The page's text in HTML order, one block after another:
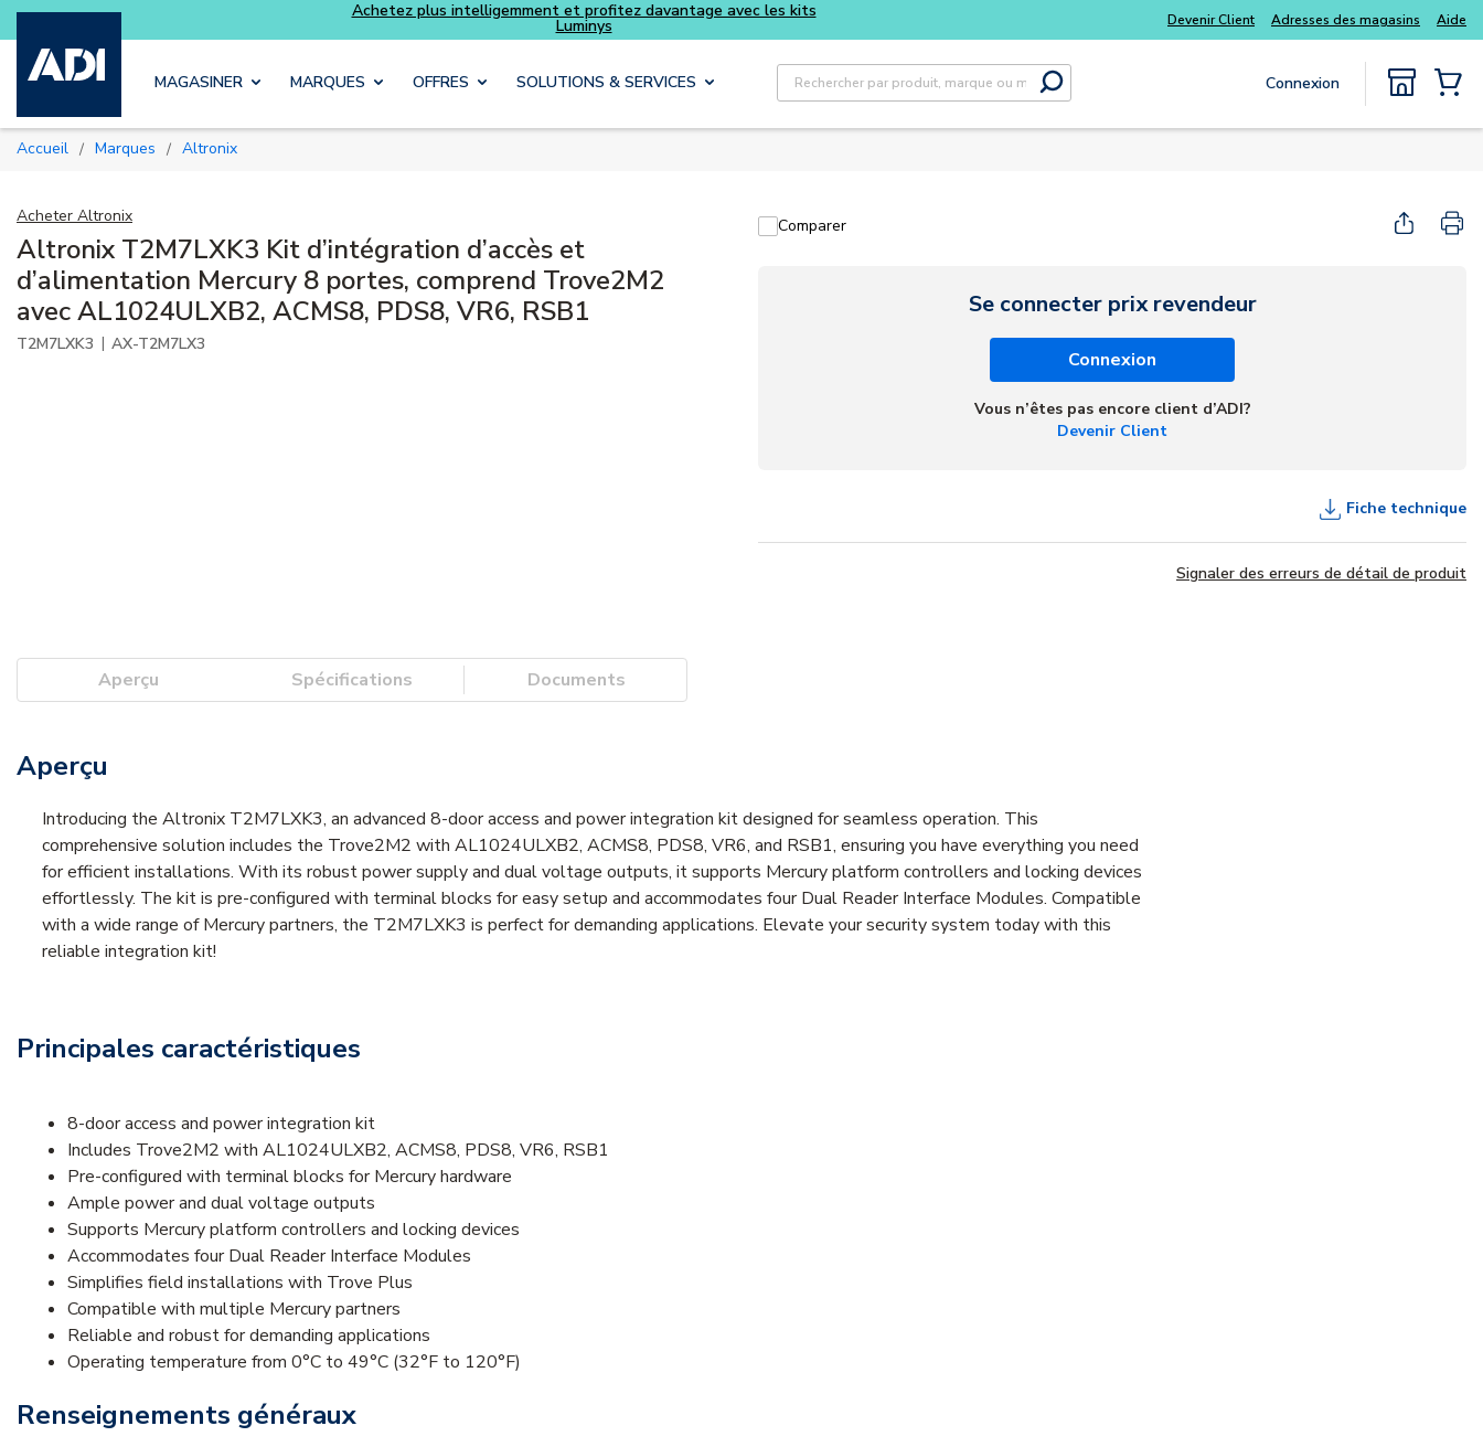
Skip to main content
Achetez plus intelligemment et profitez davantage avec les kits
Luminys Tous vos essentiels du quotidien, sans délai
Devenir Client Adresses des magasins Aide
MAGASINER MARQUES OFFRES SOLUTIONS & SERVICES
Recherche sur le site
Soumettre la recherche
Connexion
Accueil / Marques / Altronix
Acheter Altronix
Altronix T2M7LXK3 Kit d’intégration d’accès et
d’alimentation Mercury 8 portes, comprend Trove2M2
avec AL1024ULXB2, ACMS8, PDS8, VR6, RSB1
T2M7LXK3 | AX-T2M7LX3
Comparer
Se connecter prix revendeur
Connexion
Vous n’êtes pas encore client d’ADI?
Devenir Client
Fiche technique
Signaler des erreurs de détail de produit
Aperçu Spécifications Documents
Aperçu
Introducing the Altronix T2M7LXK3, an advanced 8-door access and power integration kit designed for seamless operation. This
comprehensive solution includes the Trove2M2 with AL1024ULXB2, ACMS8, PDS8, VR6, and RSB1, ensuring you have everything you need
for efficient installations. With its robust power supply and dual voltage outputs, it supports Mercury platform controllers and locking devices
effortlessly. The kit is pre-configured with terminal blocks for easy setup and accommodates four Dual Reader Interface Modules. Compatible
with a wide range of Mercury partners, the T2M7LXK3 is perfect for demanding applications. Elevate your security system today with this
reliable integration kit!
Principales caractéristiques
8-door access and power integration kit
Includes Trove2M2 with AL1024ULXB2, ACMS8, PDS8, VR6, RSB1
Pre-configured with terminal blocks for Mercury hardware
Ample power and dual voltage outputs
Supports Mercury platform controllers and locking devices
Accommodates four Dual Reader Interface Modules
Simplifies field installations with Trove Plus
Compatible with multiple Mercury partners
Reliable and robust for demanding applications
Operating temperature from 0°C to 49°C (32°F to 120°F)
Renseignements généraux